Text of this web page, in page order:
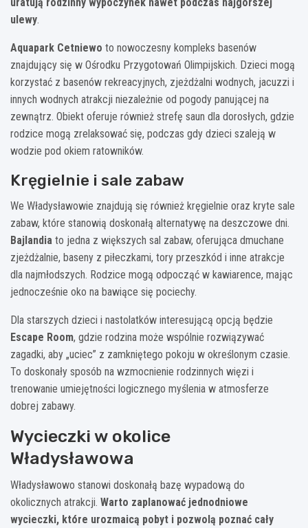
ulewy.
Aquapark Cetniewo to nowoczesny kompleks basenów
znajdujący się w Ośrodku Przygotowań Olimpijskich. Dzieci mogą
korzystać z basenów rekreacyjnych, zjeżdżalni wodnych, jacuzzi i
innych wodnych atrakcji niezależnie od pogody panującej na
zewnątrz. Obiekt oferuje również strefę saun dla dorosłych, gdzie
rodzice mogą zrelaksować się, podczas gdy dzieci szaleją w
wodzie pod okiem ratowników.
Kręgielnie i sale zabaw
We Władysławowie znajdują się również kręgielnie oraz kryte sale
zabaw, które stanowią doskonałą alternatywę na deszczowe dni.
Bajlandia to jedna z większych sal zabaw, oferująca dmuchane
zjeżdżalnie, baseny z piłeczkami, tory przeszkód i inne atrakcje
dla najmłodszych. Rodzice mogą odpocząć w kawiarence, mając
jednocześnie oko na bawiące się pociechy.
Dla starszych dzieci i nastolatków interesującą opcją będzie
Escape Room, gdzie rodzina może wspólnie rozwiązywać
zagadki, aby „uciec” z zamkniętego pokoju w określonym czasie.
To doskonały sposób na wzmocnienie rodzinnych więzi i
trenowanie umiejętności logicznego myślenia w atmosferze
dobrej zabawy.
Wycieczki w okolice
Władysławowa
Władysławowo stanowi doskonałą bazę wypadową do
okolicznych atrakcji. Warto zaplanować jednodniowe
wycieczki, które urozmaicą pobyt i pozwolą poznać cały